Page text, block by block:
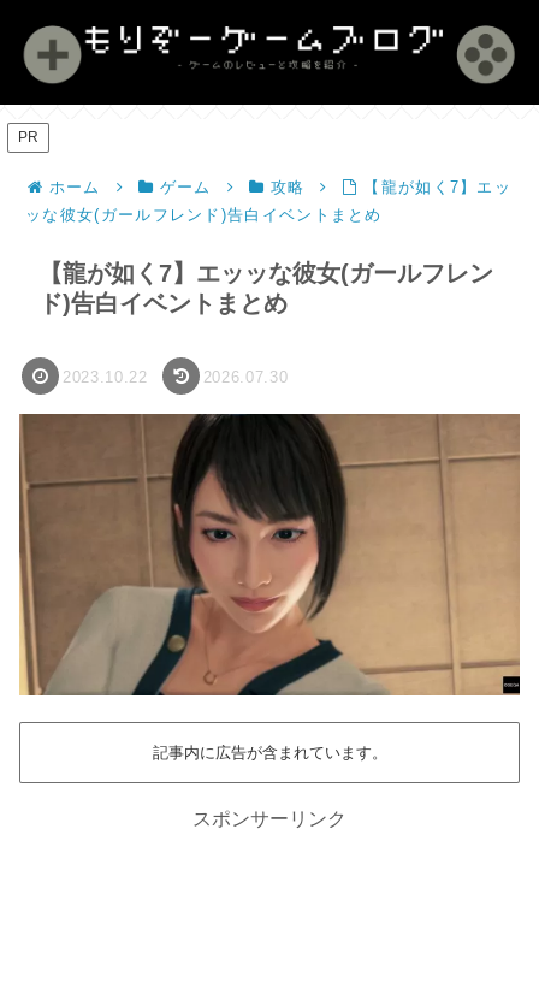
PR
ホーム ゲーム 攻略
【龍が如く7】エッ
ッな彼女(ガールフレンド)告白イベントまとめ
【龍が如く7】エッッな彼女(ガールフレン
ド)告白イベントまとめ
2023.10.22 2026.07.30
記事内に広告が含まれています。
スポンサーリンク